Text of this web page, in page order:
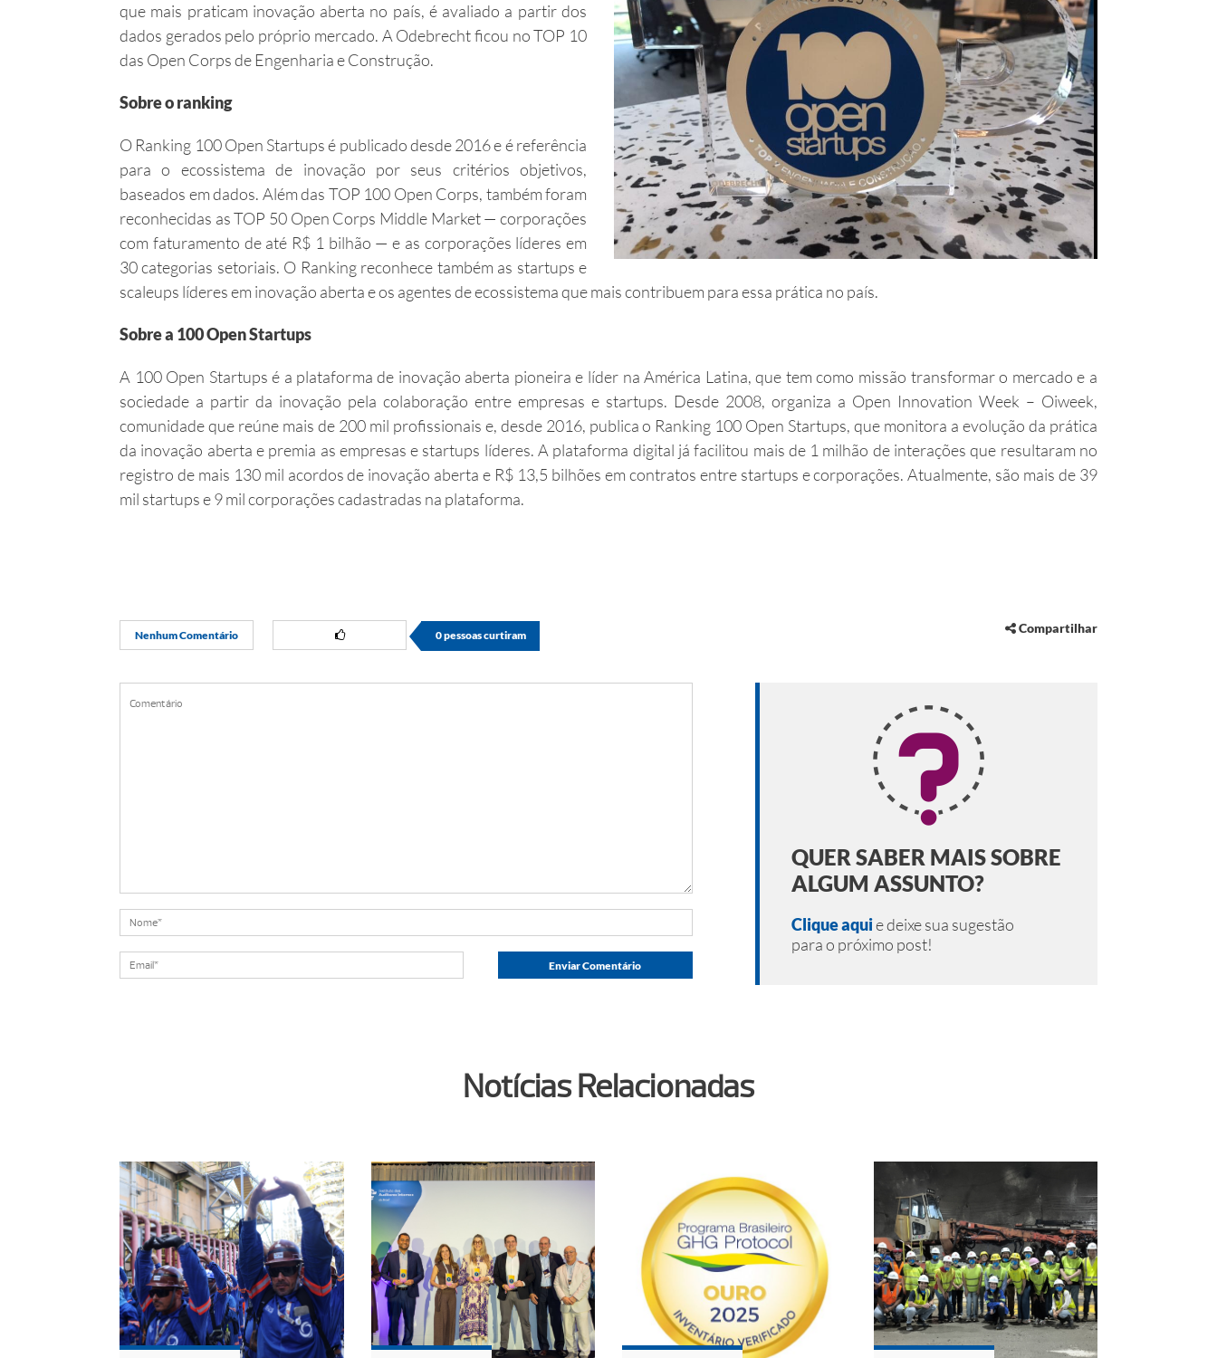
que mais praticam inovação aberta no país, é avaliado a partir dos
dados gerados pelo próprio mercado. A Odebrecht ficou no TOP 10
das Open Corps de Engenharia e Construção.
Sobre o ranking
O Ranking 100 Open Startups é publicado desde 2016 e é referência
para o ecossistema de inovação por seus critérios objetivos,
baseados em dados. Além das TOP 100 Open Corps, também foram
reconhecidas as TOP 50 Open Corps Middle Market — corporações
com faturamento de até R$ 1 bilhão — e as corporações líderes em
30 categorias setoriais. O Ranking reconhece também as startups e
scaleups líderes em inovação aberta e os agentes de ecossistema que mais contribuem para essa prática no país.
Sobre a 100 Open Startups
A 100 Open Startups é a plataforma de inovação aberta pioneira e líder na América Latina, que tem como missão transformar o mercado e a
sociedade a partir da inovação pela colaboração entre empresas e startups. Desde 2008, organiza a Open Innovation Week – Oiweek,
comunidade que reúne mais de 200 mil profissionais e, desde 2016, publica o Ranking 100 Open Startups, que monitora a evolução da prática
da inovação aberta e premia as empresas e startups líderes. A plataforma digital já facilitou mais de 1 milhão de interações que resultaram no
registro de mais 130 mil acordos de inovação aberta e R$ 13,5 bilhões em contratos entre startups e corporações. Atualmente, são mais de 39
mil startups e 9 mil corporações cadastradas na plataforma.
Nenhum Comentário 0pessoas curtiram Compartilhar
QUER SABER MAIS SOBRE
ALGUM ASSUNTO?
Clique aquie deixe sua sugestão
para o próximo post!
Notícias Relacionadas